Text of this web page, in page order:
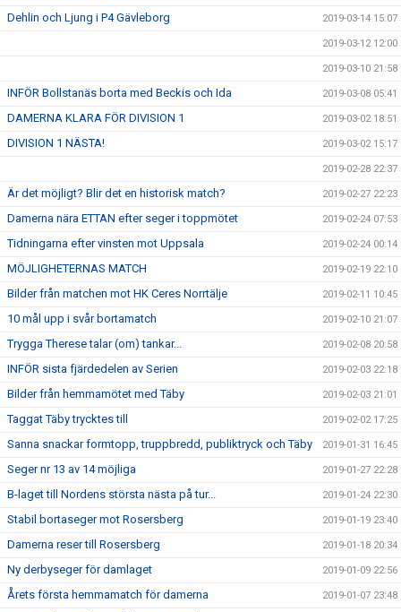
Dehlin och Ljung i P4 Gävleborg 2019-03-14 15:07
2019-03-12 12:00
2019-03-10 21:58
INFÖR Bollstanäs borta med Beckis och Ida 2019-03-08 05:41
DAMERNA KLARA FÖR DIVISION 1 2019-03-02 18:51
DIVISION 1 NÄSTA! 2019-03-02 15:17
2019-02-28 22:37
Är det möjligt? Blir det en historisk match? 2019-02-27 22:23
Damerna nära ETTAN efter seger i toppmötet 2019-02-24 07:53
Tidningarna efter vinsten mot Uppsala 2019-02-24 00:14
MÖJLIGHETERNAS MATCH 2019-02-19 22:10
Bilder från matchen mot HK Ceres Norrtälje 2019-02-11 10:45
10 mål upp i svår bortamatch 2019-02-10 21:07
Trygga Therese talar (om) tankar... 2019-02-08 20:58
INFÖR sista fjärdedelen av Serien 2019-02-03 22:18
Bilder från hemmamötet med Täby 2019-02-03 21:01
Taggat Täby trycktes till 2019-02-02 17:25
Sanna snackar formtopp, truppbredd, publiktryck och Täby 2019-01-31 16:45
Seger nr 13 av 14 möjliga 2019-01-27 22:28
B-laget till Nordens största nästa på tur... 2019-01-24 22:30
Stabil bortaseger mot Rosersberg 2019-01-19 23:40
Damerna reser till Rosersberg 2019-01-18 20:34
Ny derbyseger för damlaget 2019-01-09 22:56
Årets första hemmamatch för damerna 2019-01-07 23:48